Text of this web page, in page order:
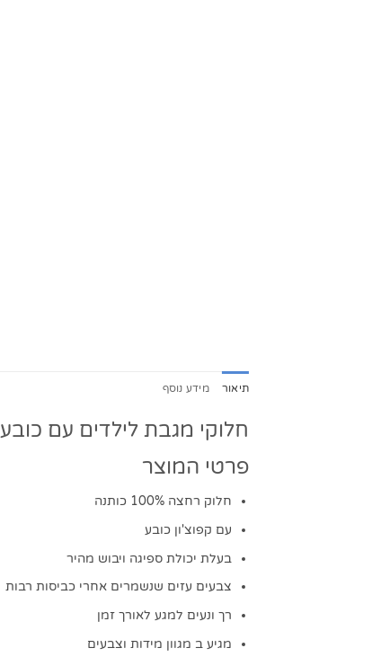
תיאור מידע נוסף
חלוקי מגבת לילדים עם
פרטי המוצר
חלוק רחצה 100% כותנה
עם קפוצ'ון כובע
בעלת יכולת ספיגה ויבוש מהיר
צבעים עזים שנשמרים אחרי כביסות רבות
רך ונעים למגע לאורך זמן
מגיע ב מגוון מידות וצבעים